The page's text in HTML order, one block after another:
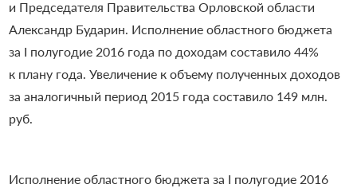
и Председателя Правительства Орловской области
Александр Бударин. Исполнение областного бюджета
за I полугодие 2016 года по доходам составило 44%
к плану года. Увеличение к объему полученных доходов
за аналогичный период 2015 года составило 149 млн.
руб.
Исполнение областного бюджета за I полугодие 2016